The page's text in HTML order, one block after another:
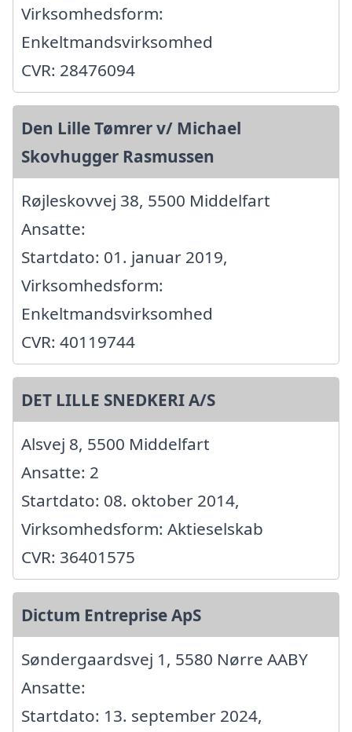
Virksomhedsform:
Enkeltmandsvirksomhed
CVR: 28476094
Den Lille Tømrer v/ Michael
Skovhugger Rasmussen
Røjleskovvej 38, 5500 Middelfart
Ansatte:
Startdato: 01. januar 2019,
Virksomhedsform:
Enkeltmandsvirksomhed
CVR: 40119744
DET LILLE SNEDKERI A/S
Alsvej 8, 5500 Middelfart
Ansatte: 2
Startdato: 08. oktober 2014,
Virksomhedsform: Aktieselskab
CVR: 36401575
Dictum Entreprise ApS
Søndergaardsvej 1, 5580 Nørre AABY
Ansatte:
Startdato: 13. september 2024,